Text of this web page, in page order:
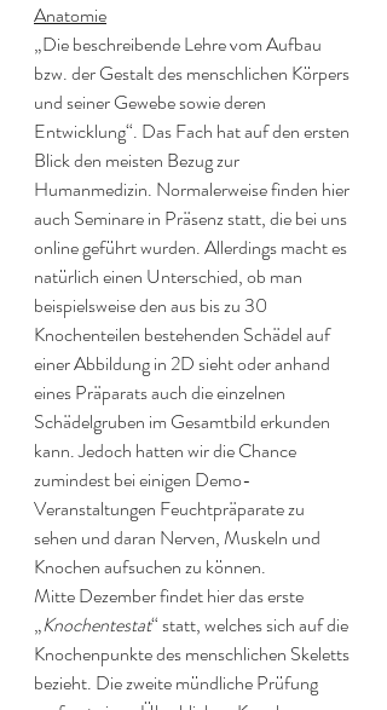
Anatomie
„Die beschreibende Lehre vom Aufbau
bzw. der Gestalt des menschlichen Körpers
und seiner Gewebe sowie deren
Entwicklung“. Das Fach hat auf den ersten
Blick den meisten Bezug zur
Humanmedizin. Normalerweise finden hier
auch Seminare in Präsenz statt, die bei uns
online geführt wurden. Allerdings macht es
natürlich einen Unterschied, ob man
beispielsweise den aus bis zu 30
Knochenteilen bestehenden Schädel auf
einer Abbildung in 2D sieht oder anhand
eines Präparats auch die einzelnen
Schädelgruben im Gesamtbild erkunden
kann. Jedoch hatten wir die Chance
zumindest bei einigen Demo-
Veranstaltungen Feuchtpräparate zu
sehen und daran Nerven, Muskeln und
Knochen aufsuchen zu können.
Mitte Dezember findet hier das erste
„Knochentestat“ statt, welches sich auf die
Knochenpunkte des menschlichen Skeletts
bezieht. Die zweite mündliche Prüfung